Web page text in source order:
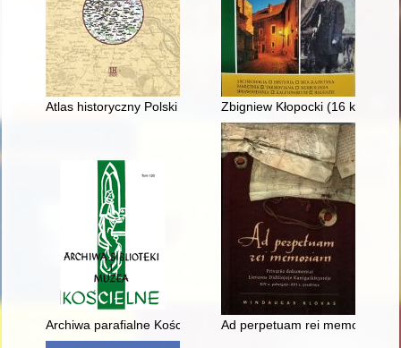
Atlas historyczny Polski : ludzie, koncepcje, realizacje
Zbigniew Kłopocki (16
Archiwa parafialne Kościoła rzymskokatolickiego w
Ad perpetuam rei memoriam :